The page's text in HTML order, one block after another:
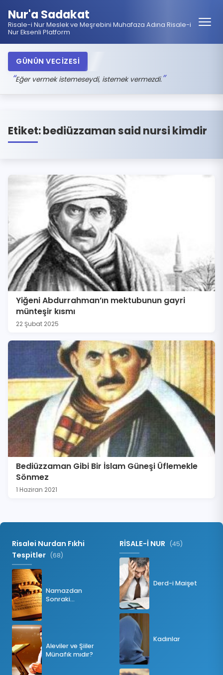
Nur'a Sadakat
Risale-i Nur Meslek ve Meşrebini Muhafaza Adına Risale-i
Nur Eksenli Platform
GÜNÜN VECİZESİ
Eğer vermek istemeseydi, istemek vermezdi.
Etiket:bediüzzaman said nursi kimdir
Yiğeni Abdurrahman’ın mektubunun gayri
münteşir kısmı
22 Şubat 2025
Bediüzzaman Gibi Bir İslam Güneşi Üflemekle
Sönmez
1 Haziran 2021
Risalei Nurdan Fıkhi
Tespitler (68)
Namazdan
Sonraki
Aleviler ve Şiiler
Münafık mıdır?
RİSALE-İ NUR (45)
Derd-i Maişet
Kadınlar